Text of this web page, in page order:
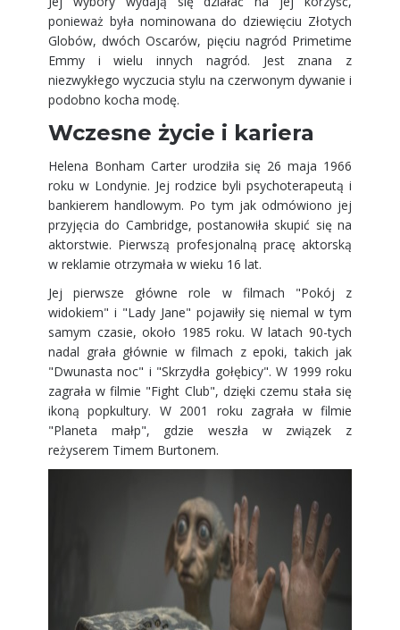
ponieważ była nominowana do dziewięciu Złotych
Globów, dwóch Oscarów, pięciu nagród Primetime
Emmy i wielu innych nagród. Jest znana z
niezwykłego wyczucia stylu na czerwonym dywanie i
podobno kocha modę.
Wczesne życie i kariera
Helena Bonham Carter urodziła się 26 maja 1966
roku w Londynie. Jej rodzice byli psychoterapeutą i
bankierem handlowym. Po tym jak odmówiono jej
przyjęcia do Cambridge, postanowiła skupić się na
aktorstwie. Pierwszą profesjonalną pracę aktorską
w reklamie otrzymała w wieku 16 lat.
Jej pierwsze główne role w filmach "Pokój z
widokiem" i "Lady Jane" pojawiły się niemal w tym
samym czasie, około 1985 roku. W latach 90-tych
nadal grała głównie w filmach z epoki, takich jak
"Dwunasta noc" i "Skrzydła gołębicy". W 1999 roku
zagrała w filmie "Fight Club", dzięki czemu stała się
ikoną popkultury. W 2001 roku zagrała w filmie
"Planeta małp", gdzie weszła w związek z
reżyserem Timem Burtonem.